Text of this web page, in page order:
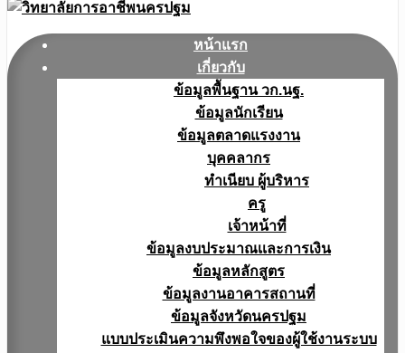
หน้าแรก
เกี่ยวกับ
ข้อมูลพื้นฐาน วก.นฐ.
ข้อมูลนักเรียน
ข้อมูลตลาดแรงงาน
บุคคลากร
ทำเนียบ ผู้บริหาร
ครู
เจ้าหน้าที่
ข้อมูลงบประมาณเเละการเงิน
ข้อมูลหลักสูตร
ข้อมูลงานอาคารสถานที่
ข้อมูลจังหวัดนครปฐม
แบบประเมินความพึงพอใจของผู้ใช้งานระบบ